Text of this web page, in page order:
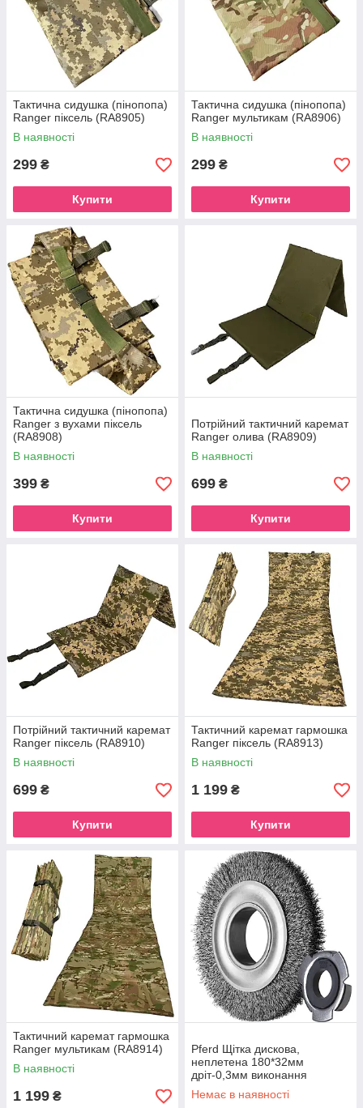
Тактична сидушка (пінопопа)
Ranger піксель (RA8905)
В наявності
299 ₴
Купити
Тактична сидушка (пінопопа)
Ranger мультикам (RA8906)
В наявності
299 ₴
Купити
Тактична сидушка (пінопопа)
Ranger з вухами піксель
(RA8908)
В наявності
399 ₴
Купити
Потрійний тактичний каремат
Ranger олива (RA8909)
В наявності
699 ₴
Купити
Потрійний тактичний каремат
Ranger піксель (RA8910)
В наявності
699 ₴
Купити
Тактичний каремат гармошка
Ranger піксель (RA8913)
В наявності
1 199 ₴
Купити
Тактичний каремат гармошка
Ranger мультикам (RA8914)
В наявності
1 199 ₴
Pferd Щітка дискова,
неплетена 180*32мм
дріт-0,3мм виконання
широке, сталь з адаптером
АК32-2
Немає в наявності